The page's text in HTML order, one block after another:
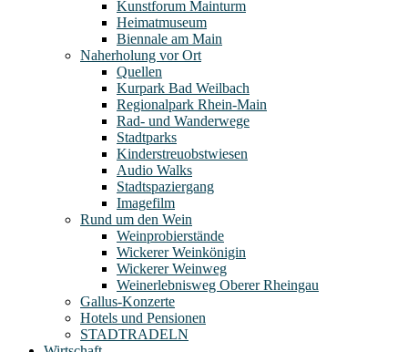
Kunstforum Mainturm
Heimatmuseum
Biennale am Main
Naherholung vor Ort
Quellen
Kurpark Bad Weilbach
Regionalpark Rhein-Main
Rad- und Wanderwege
Stadtparks
Kinderstreuobstwiesen
Audio Walks
Stadtspaziergang
Imagefilm
Rund um den Wein
Weinprobierstände
Wickerer Weinkönigin
Wickerer Weinweg
Weinerlebnisweg Oberer Rheingau
Gallus-Konzerte
Hotels und Pensionen
STADTRADELN